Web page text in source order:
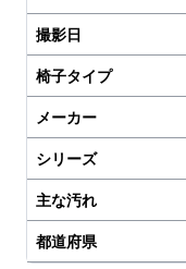
撮影日
椅子タイプ
メーカー
シリーズ
主な汚れ
都道府県